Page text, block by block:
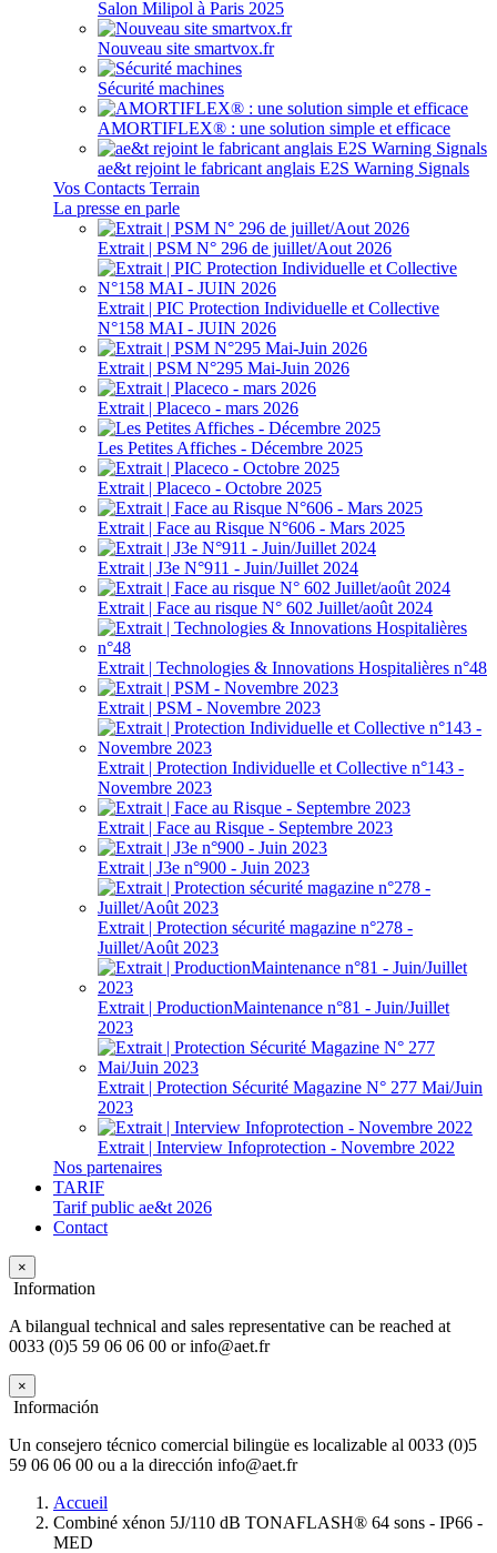
Salon Milipol à Paris 2025
Nouveau site smartvox.fr
Sécurité machines
AMORTIFLEX® : une solution simple et efficace
ae&t rejoint le fabricant anglais E2S Warning Signals
Vos Contacts Terrain
La presse en parle
Extrait | PSM N° 296 de juillet/Aout 2026
Extrait | PIC Protection Individuelle et Collective
N°158 MAI - JUIN 2026
Extrait | PSM N°295 Mai-Juin 2026
Extrait | Placeco - mars 2026
Les Petites Affiches - Décembre 2025
Extrait | Placeco - Octobre 2025
Extrait | Face au Risque N°606 - Mars 2025
Extrait | J3e N°911 - Juin/Juillet 2024
Extrait | Face au risque N° 602 Juillet/août 2024
Extrait | Technologies & Innovations Hospitalières n°48
Extrait | PSM - Novembre 2023
Extrait | Protection Individuelle et Collective n°143 -
Novembre 2023
Extrait | Face au Risque - Septembre 2023
Extrait | J3e n°900 - Juin 2023
Extrait | Protection sécurité magazine n°278 -
Juillet/Août 2023
Extrait | ProductionMaintenance n°81 - Juin/Juillet
2023
Extrait | Protection Sécurité Magazine N° 277 Mai/Juin
2023
Extrait | Interview Infoprotection - Novembre 2022
Nos partenaires
TARIF
Tarif public ae&t 2026
Contact
×
Information
A bilangual technical and sales representative can be reached at
0033 (0)5 59 06 06 00 or info@aet.fr
×
Información
Un consejero técnico comercial bilingüe es localizable al 0033 (0)5
59 06 06 00 ou a la dirección info@aet.fr
Accueil
Combiné xénon 5J/110 dB TONAFLASH® 64 sons - IP66 -
MED